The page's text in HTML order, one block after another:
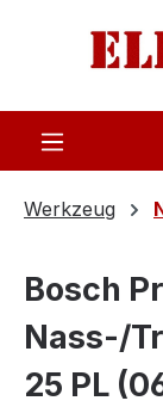
Zum Hauptinhalt
Werkzeug
Bosch
Nass-/
25 PL